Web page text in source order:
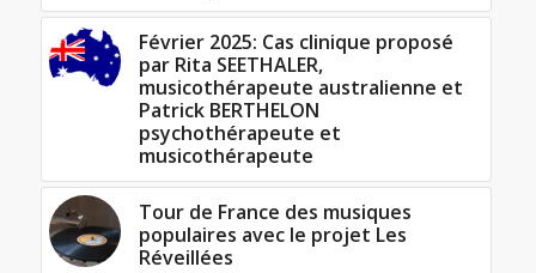
Février 2025: Cas clinique proposé
par Rita SEETHALER,
musicothérapeute australienne et
Patrick BERTHELON
psychothérapeute et
musicothérapeute
Tour de France des musiques
populaires avec le projet Les
Réveillées